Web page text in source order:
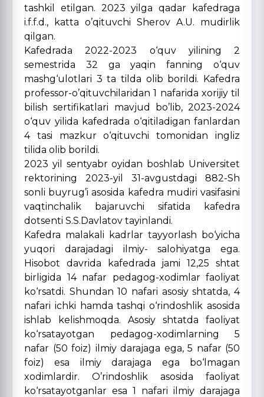
tashkil etilgan. 2023 yilga qadar kafedraga
i.f.f.d., katta o’qituvchi Sherov A.U. mudirlik
qilgan.
Kafedrada 2022-2023 o‘quv yilining 2
semestrida 32 ga yaqin fanning o‘quv
mashg‘ulotlari 3 ta tilda olib borildi. Kafedra
professor-o’qituvchilaridan 1 nafarida xorijiy til
bilish sertifikatlari mavjud bo’lib, 2023-2024
o‘quv yilida kafedrada o‘qitiladigan fanlardan
4 tasi mazkur o‘qituvchi tomonidan ingliz
tilida olib borildi.
2023 yil sentyabr oyidan boshlab Universitet
rektorining 2023-yil 31-avgustdagi 882-Sh
sonli buyrug’i asosida kafedra mudiri vasifasini
vaqtinchalik bajaruvchi sifatida kafedra
dotsenti S.S.Davlatov tayinlandi.
Kafedra malakali kadrlar tayyorlash bo‘yicha
yuqori darajadagi ilmiy- salohiyatga ega.
Hisobot davrida kafedrada jami 12,25 shtat
birligida 14 nafar pedagog-xodimlar faoliyat
ko‘rsatdi. Shundan 10 nafari asosiy shtatda, 4
nafari ichki hamda tashqi o‘rindoshlik asosida
ishlab kelishmoqda. Asosiy shtatda faoliyat
ko‘rsatayotgan pedagog-xodimlarning 5
nafar (50 foiz) ilmiy darajaga ega, 5 nafar (50
foiz) esa ilmiy darajaga ega bo‘lmagan
xodimlardir. O’rindoshlik asosida faoliyat
ko‘rsatayotganlar esa 1 nafari ilmiy darajaga